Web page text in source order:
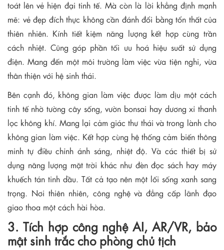
toát lên vẻ hiện đại tinh tế. Mà còn là lời khẳng định mạnh
mẽ: vẻ đẹp đích thực không cần đánh đổi bằng tổn thất của
thiên nhiên. Kính tiết kiệm năng lượng kết hợp cùng trần
cách nhiệt. Cũng góp phần tối ưu hoá hiệu suất sử dụng
điện. Mang đến một môi trường làm việc vừa tiện nghi, vừa
thân thiện với hệ sinh thái.
Bên cạnh đó, không gian làm việc được làm dịu một cách
tinh tế nhờ tường cây sống, vườn bonsai hay dương xỉ thanh
lọc không khí. Mang lại cảm giác thư thái và trong lành cho
không gian làm việc. Kết hợp cùng hệ thống cảm biến thông
minh tự điều chỉnh ánh sáng, nhiệt độ. Và các thiết bị sử
dụng năng lượng mặt trời khác như đèn đọc sách hay máy
khuếch tán tinh dầu. Tất cả tạo nên một lối sống xanh sang
trọng. Nơi thiên nhiên, công nghệ và đẳng cấp lãnh đạo
giao thoa một cách hài hòa.
3. Tích hợp công nghệ AI, AR/VR, bảo
mật sinh trắc cho phòng chủ tịch